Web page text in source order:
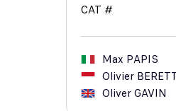
CAT #
Max PAPIS
Olivier
OliverGAVIN